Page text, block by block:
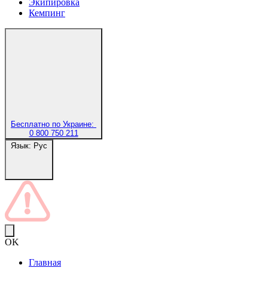
Экипировка
Кемпинг
Бесплатно по Украине:
0 800 750 211
Язык: Рус
OK
Главная